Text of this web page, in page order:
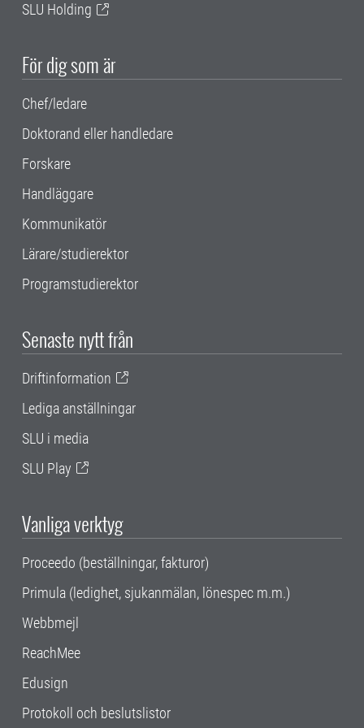
SLU Holding
För dig som är
Chef/ledare
Doktorand eller handledare
Forskare
Handläggare
Kommunikatör
Lärare/studierektor
Programstudierektor
Senaste nytt från
Driftinformation
Lediga anställningar
SLU i media
SLU Play
Vanliga verktyg
Proceedo (beställningar, fakturor)
Primula (ledighet, sjukanmälan, lönespec m.m.)
Webbmejl
ReachMee
Edusign
Protokoll och beslutslistor